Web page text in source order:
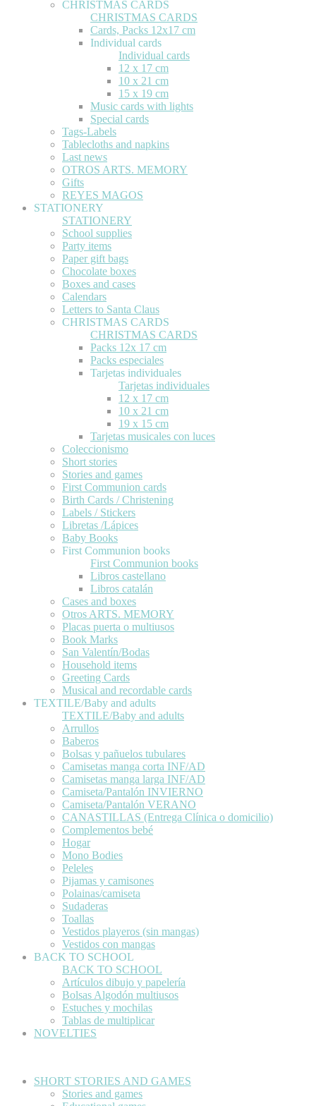
CHRISTMAS CARDS
CHRISTMAS CARDS
Cards, Packs 12x17 cm
Individual cards
Individual cards
12 x 17 cm
10 x 21 cm
15 x 19 cm
Music cards with lights
Special cards
Tags-Labels
Tablecloths and napkins
Last news
OTROS ARTS. MEMORY
Gifts
REYES MAGOS
STATIONERY
STATIONERY
School supplies
Party items
Paper gift bags
Chocolate boxes
Boxes and cases
Calendars
Letters to Santa Claus
CHRISTMAS CARDS
CHRISTMAS CARDS
Packs 12x 17 cm
Packs especiales
Tarjetas individuales
Tarjetas individuales
12 x 17 cm
10 x 21 cm
19 x 15 cm
Tarjetas musicales con luces
Coleccionismo
Short stories
Stories and games
First Communion cards
Birth Cards / Christening
Labels / Stickers
Libretas /Lápices
Baby Books
First Communion books
First Communion books
Libros castellano
Libros catalán
Cases and boxes
Otros ARTS. MEMORY
Placas puerta o multiusos
Book Marks
San Valentín/Bodas
Household items
Greeting Cards
Musical and recordable cards
TEXTILE/Baby and adults
TEXTILE/Baby and adults
Arrullos
Baberos
Bolsas y pañuelos tubulares
Camisetas manga corta INF/AD
Camisetas manga larga INF/AD
Camiseta/Pantalón INVIERNO
Camiseta/Pantalón VERANO
CANASTILLAS (Entrega Clínica o domicilio)
Complementos bebé
Hogar
Mono Bodies
Peleles
Pijamas y camisones
Polainas/camiseta
Sudaderas
Toallas
Vestidos playeros (sin mangas)
Vestidos con mangas
BACK TO SCHOOL
BACK TO SCHOOL
Artículos dibujo y papelería
Bolsas Algodón multiusos
Estuches y mochilas
Tablas de multiplicar
NOVELTIES
SHORT STORIES AND GAMES
Stories and games